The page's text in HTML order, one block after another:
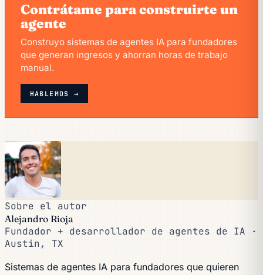
Contrátame para construirte un
agente
Construyo sistemas de agentes IA para fundadores
que generan ingresos y ahorran horas de trabajo
manual.
HABLEMOS →
Sobre el autor
Alejandro Rioja
Fundador + desarrollador de agentes de IA ·
Austin, TX
Sistemas de agentes IA para fundadores que quieren